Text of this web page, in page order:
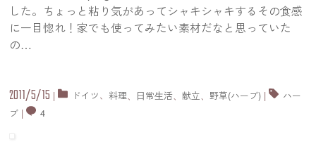
した。ちょっと粘り気があってシャキシャキするその食感
に一目惚れ！家でも使ってみたい素材だなと思っていた
の…
2011/5/15 | ドイツ、料理、 日常生活、献立、野草(ハーブ) |
ハー
ブ | 4